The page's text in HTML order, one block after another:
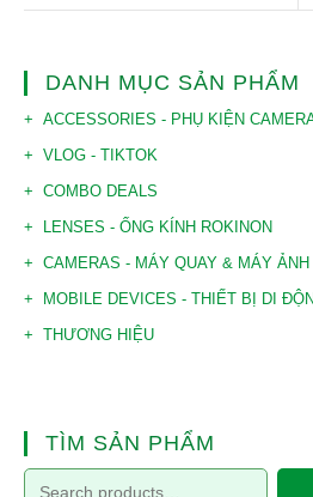
DANH MỤC SẢN PHẨM
ACCESSORIES - PHỤ KIỆN
VLOG - TIKTOK
COMBO DEALS
LENSES - ỐNG KÍNH ROKINON
CAMERAS - MÁY QUAY & MÁY ẢNH
MOBILE DEVICES - THIẾT BỊ DI
THƯƠNG HIỆU
TÌM SẢN PHẨM